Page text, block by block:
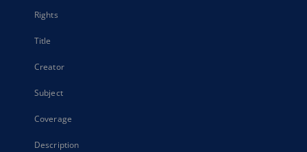
Rights
Title
Creator
Subject
Coverage
Description